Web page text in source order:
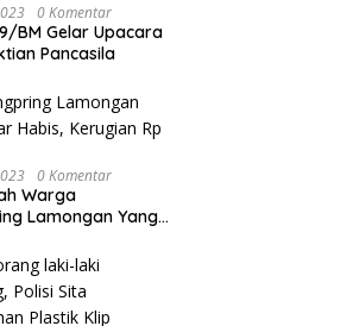
0 Komentar
BM Gelar Upacara
Pancasila
0 Komentar
Warga
Lamongan Yang
0,5 Miliar Lebih